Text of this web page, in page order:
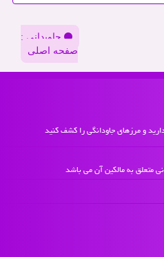
جاویدانی :
صفحه اصلی
و مرزهای جاودانگی را کشف کنید